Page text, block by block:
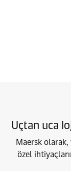
Uçtan uca
Maersk olarak,
özel